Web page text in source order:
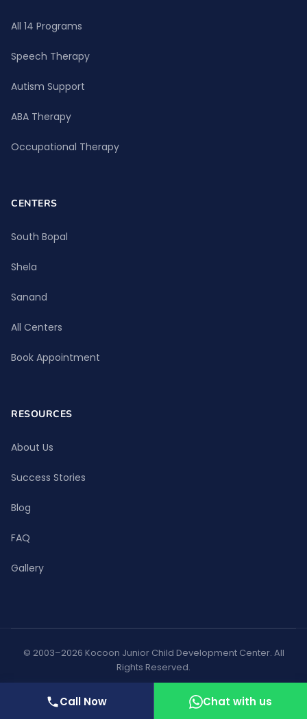
All 14 Programs
Speech Therapy
Autism Support
ABA Therapy
Occupational Therapy
CENTERS
South Bopal
Shela
Sanand
All Centers
Book Appointment
RESOURCES
About Us
Success Stories
Blog
FAQ
Gallery
© 2003–2026 Kocoon Junior Child Development Center. All
Rights Reserved.
Call Now Chat with us